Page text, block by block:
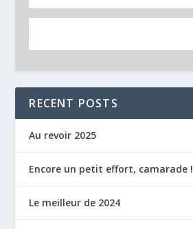
RECENT POSTS
Au revoir 2025
Encore un petit effort, camarade !
Le meilleur de 2024